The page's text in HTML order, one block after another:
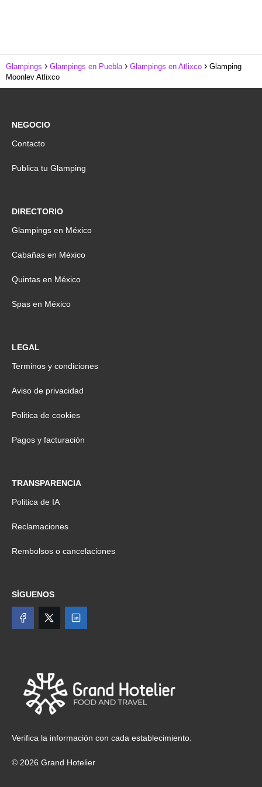
Glampings Glampings en Puebla Glampings en Atlixco
Glamping
Moonlev Atlixco
NEGOCIO
Contacto
Publica tu Glamping
DIRECTORIO
Glampings en México
Cabañas en México
Quintas en México
Spas en México
LEGAL
Terminos y condiciones
Aviso de privacidad
Politica de cookies
Pagos y facturación
TRANSPARENCIA
Politica de IA
Reclamaciones
Rembolsos o cancelaciones
SÍGUENOS
Verifica la información con cada establecimiento.
© 2026 Grand Hotelier